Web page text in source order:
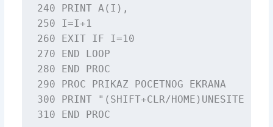
240 PRINT A(I),
250 I=I+1
260 EXIT IF I=10
270 END LOOP
280 END PROC
290 PROC PRIKAZ POCETNOG EKRANA
300 PRINT "(SHIFT+CLR/HOME)UNESITE
310 END PROC